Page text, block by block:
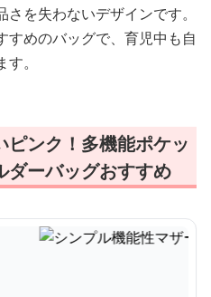
を失わないデザインです。
すめのバッグで、育児中も自
。
ピンク！多機能ポケッ
ダーバッグおすすめ